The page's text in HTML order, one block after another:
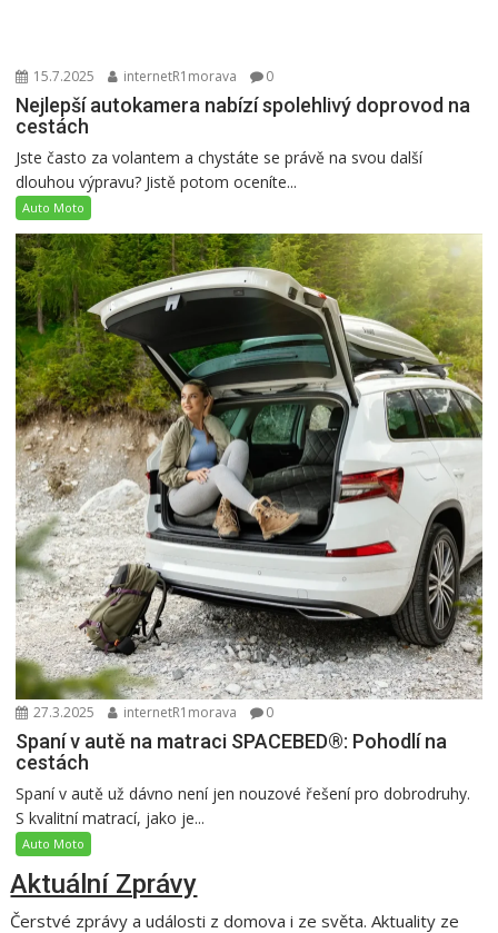
15.7.2025 internetR1morava 0
Nejlepší autokamera nabízí spolehlivý doprovod na
cestách
Jste často za volantem a chystáte se právě na svou další
dlouhou výpravu? Jistě potom oceníte...
Auto Moto
27.3.2025 internetR1morava 0
Spaní v autě na matraci SPACEBED®: Pohodlí na
cestách
Spaní v autě už dávno není jen nouzové řešení pro dobrodruhy.
S kvalitní matrací, jako je...
Auto Moto
Aktuální Zprávy
Čerstvé zprávy a události z domova i ze světa. Aktuality ze